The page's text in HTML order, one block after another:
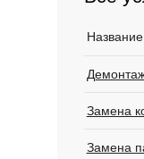
Название
Замена
Замена